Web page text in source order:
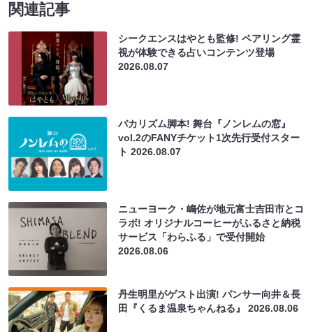
関連記事
シークエンスはやとも監修! ペアリング霊
視が体験できる占いコンテンツ登場
2026.08.07
バカリズム脚本! 舞台『ノンレムの窓』
vol.2のFANYチケット1次先行受付スター
ト2026.08.07
ニューヨーク・嶋佐が地元富士吉田市とコ
ラボ! オリジナルコーヒーがふるさと納税
サービス「わらふる」で受付開始
2026.08.06
丹生明里がゲスト出演! パンサー向井＆長
田『くるま温泉ちゃんねる』2026.08.06